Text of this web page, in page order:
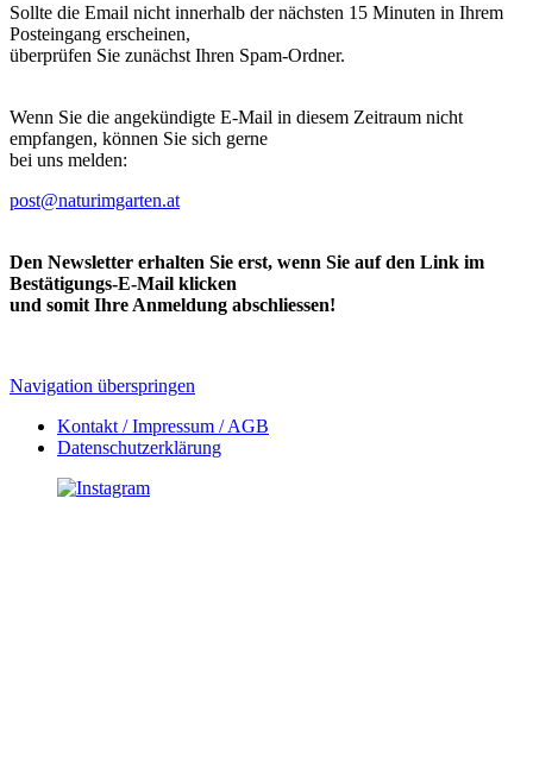
Sollte die Email nicht innerhalb der nächsten 15 Minuten in Ihrem
Posteingang erscheinen,
überprüfen Sie zunächst Ihren Spam-Ordner.
Wenn Sie die angekündigte E-Mail in diesem Zeitraum nicht
empfangen, können Sie sich gerne
bei uns melden:
post@naturimgarten.at
Den Newsletter erhalten Sie erst, wenn Sie auf den Link im
Bestätigungs-E-Mail klicken
und somit Ihre Anmeldung abschliessen!
Navigation überspringen
Kontakt / Impressum / AGB
Datenschutzerklärung